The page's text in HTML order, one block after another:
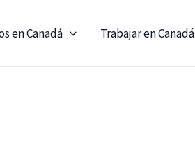
en Canadá Trabajar en Canadá